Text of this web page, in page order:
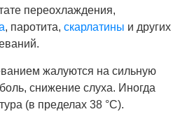
переохлаждения,
, паротита, скарлатины и других
жалуются на сильную
снижение слуха. Иногда
(в пределах 38 °С).